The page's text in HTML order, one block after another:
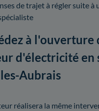
de trajet à régler suite à
à l'ouverture
d'électricité en
Aubrais
réalisera la même